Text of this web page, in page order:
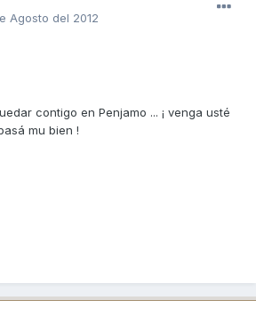
Agosto del 2012
contigo en Penjamo ... ¡ venga usté
mu bien !